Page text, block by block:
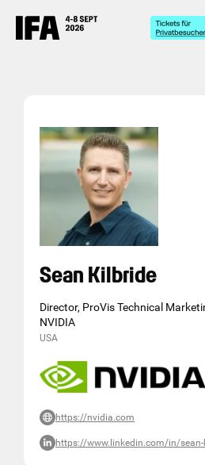
Sean Kilbride
Director, ProVis Technical
NVIDIA
USA
https://nvidia.com
https://www.linkedin.com/in/